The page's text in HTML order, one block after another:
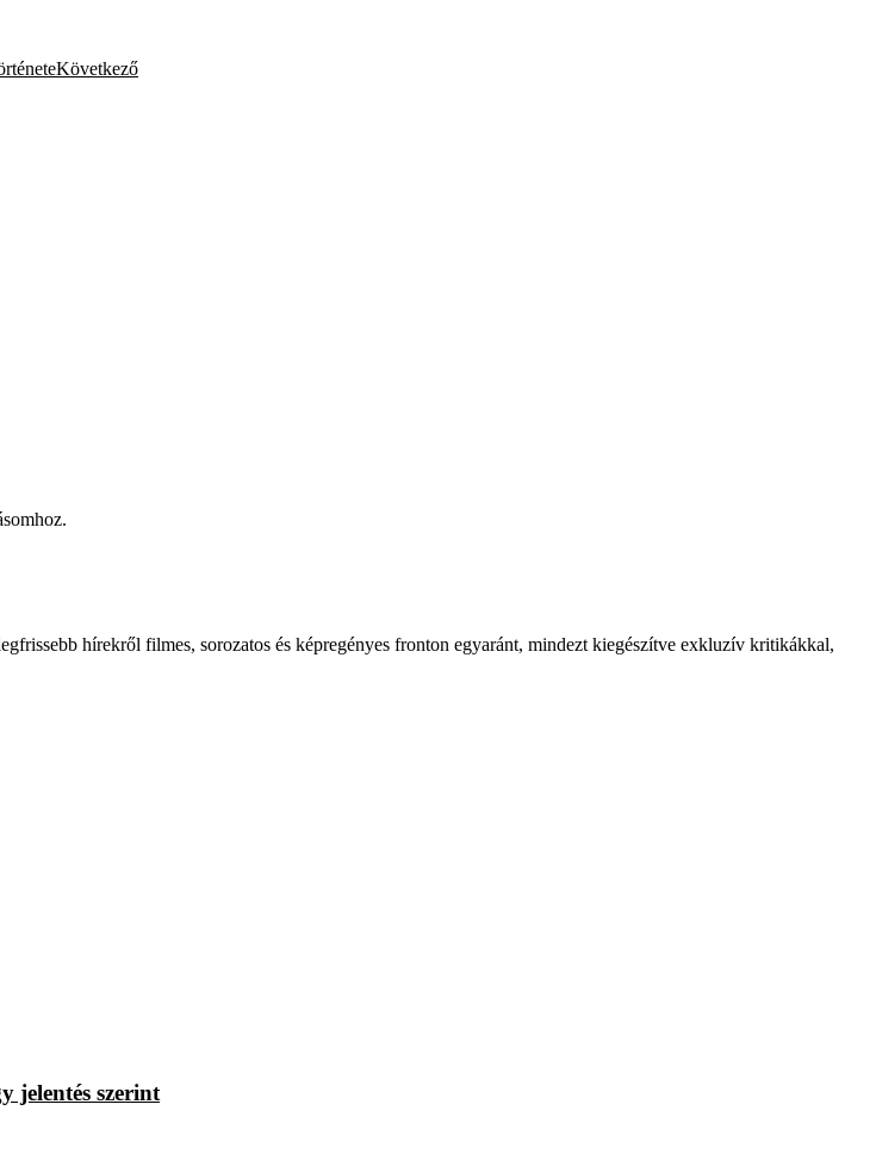
Következő
hírekről filmes, sorozatos és képregényes fronton egyaránt, mindezt kiegészítve exkluzív kritikákkal,
jelentés szerint